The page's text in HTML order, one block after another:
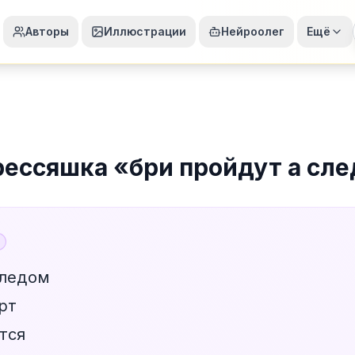
Авторы Иллюстрации Нейроолег Ещё
«бри пройдут а